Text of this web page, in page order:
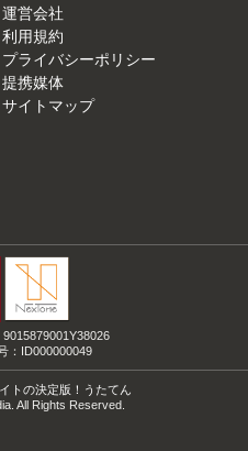
運営会社
利用規約
プライバシーポリシー
提携媒体
サイトマップ
：ID000000049
トの決定版！うたてん
All Rights Reserved.